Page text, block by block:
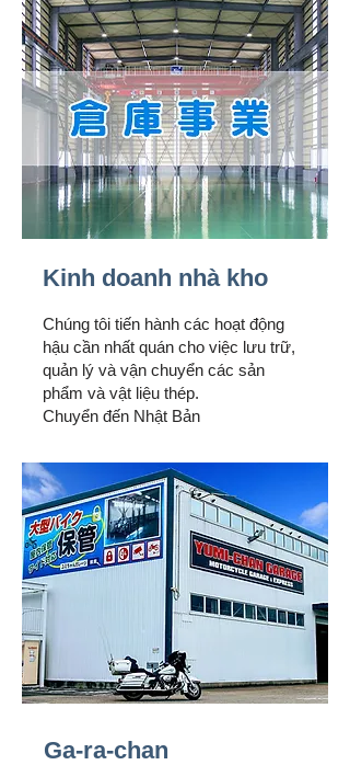
Kinh doanh nhà kho
Chúng tôi tiến hành các hoạt động
hậu cần nhất quán cho việc lưu trữ,
quản lý và vận chuyển các sản
phẩm và vật liệu thép.
Chuyển đến Nhật Bản
Ga-ra-chan